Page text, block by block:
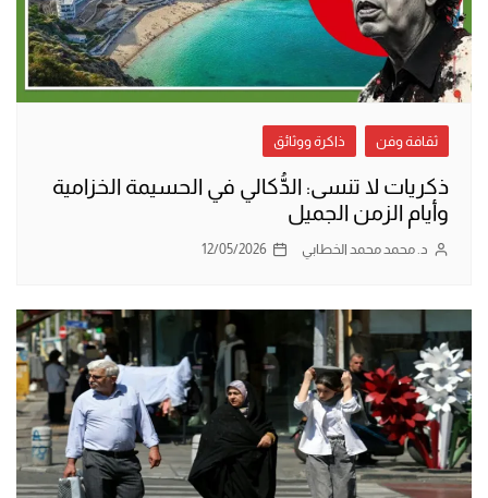
ثقافة وفن ذاكرة ووثائق
ذكريات لا تنسى: الدُّكالي في الحسيمة الخزامية
وأيام الزمن الجميل
د. محمد محمد الخطابي 12/05/2026